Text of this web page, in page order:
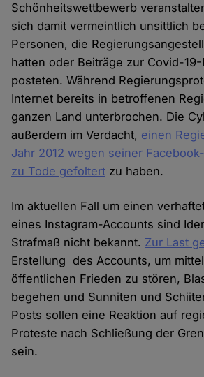
Schönheitswettbewerb
sich damit vermeintlich unsittlich
Personen, die
hatten oder Beiträge zur Covid-19-
posteten. Während
Internet bereits in betroffenen
ganzen Land unterbrochen. Die
außerdem im Verdacht, einen
Jahr 2012 wegen seiner
zu Tode gefoltert zu haben.
Im aktuellen Fall um einen
eines Instagram-Accounts sind
Strafmaß nicht bekannt. Zur Last
Erstellung des Accounts, um
öffentlichen Frieden zu stören,
begehen und Sunniten und
Posts sollen eine Reaktion auf
Proteste nach Schließung der
sein.